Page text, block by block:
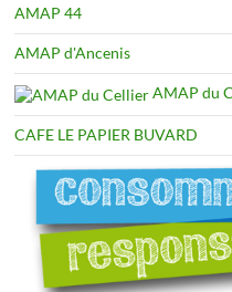
AMAP 44
AMAP d'Ancenis
AMAP du
CAFE LE PAPIER BUVARD